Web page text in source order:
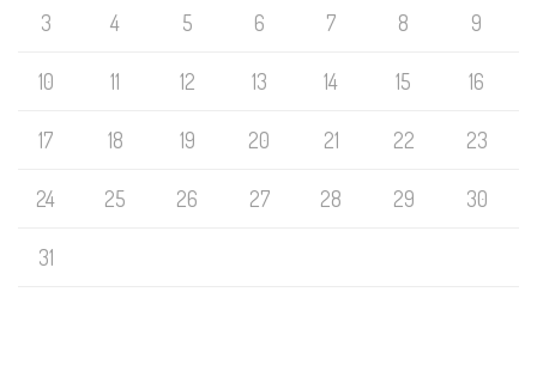
3 4 5 6 7 8 9
10 11 12 13 14 15 16
17 18 19 20 21 22 23
24 25 26 27 28 29 30
31